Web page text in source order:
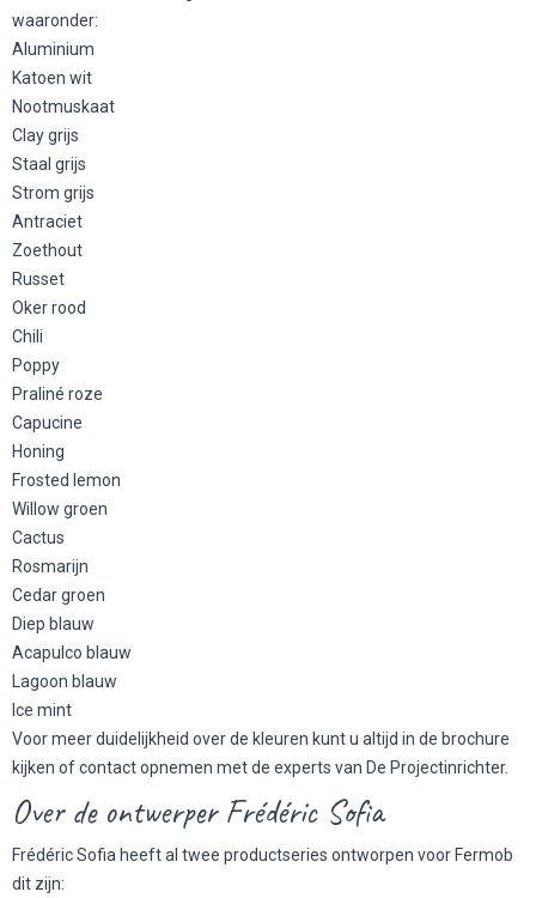
waaronder:
Aluminium
Katoen wit
Nootmuskaat
Clay grijs
Staal grijs
Strom grijs
Antraciet
Zoethout
Russet
Oker rood
Chili
Poppy
Praliné roze
Capucine
Honing
Frosted lemon
Willow groen
Cactus
Rosmarijn
Cedar groen
Diep blauw
Acapulco blauw
Lagoon blauw
Ice mint
Voor meer duidelijkheid over de kleuren kunt u altijd in de brochure
kijken of contact opnemen met de experts van De Projectinrichter.
Over de ontwerper Frédéric Sofia
Frédéric Sofia heeft al twee productseries ontworpen voor Fermob
dit zijn: